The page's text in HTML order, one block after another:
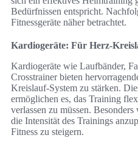
Bedürfnissen entspricht.
Fitnessgeräte näher betrachtet.
Kardiogeräte: Für Herz-
Kardiogeräte wie Laufbänder,
Crosstrainer bieten
Kreislauf-System zu stärken.
ermöglichen es, das Training
verlassen zu müssen.
die Intensität des Trainings
Fitness zu steigern.